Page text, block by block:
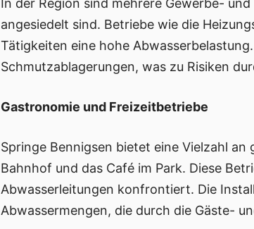
In der Region sind mehrere Gewerbe-
angesiedelt sind. Betriebe wie die
Tätigkeiten eine hohe
Schmutzablagerungen, was zu Risiken
Gastronomie und Freizeitbetriebe
Springe Bennigsen bietet eine Vielzahl
Bahnhof und das Café im Park. Diese
Abwasserleitungen konfrontiert. Die
Abwassermengen, die durch die Gäste-